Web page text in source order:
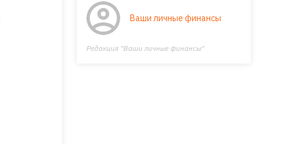
Ваши личные финансы
Редакция "Ваши личные финансы"